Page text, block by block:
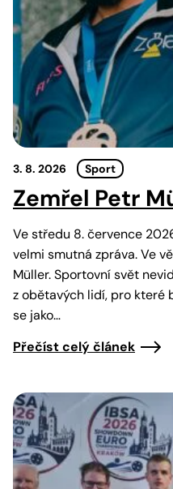
3. 8. 2026 Sport
Zemřel Petr
Ve středu 8. července
velmi smutná zpráva. Ve
Müller. Sportovní svět
z obětavých lidí, pro které
se jako…
Přečíst celý článek